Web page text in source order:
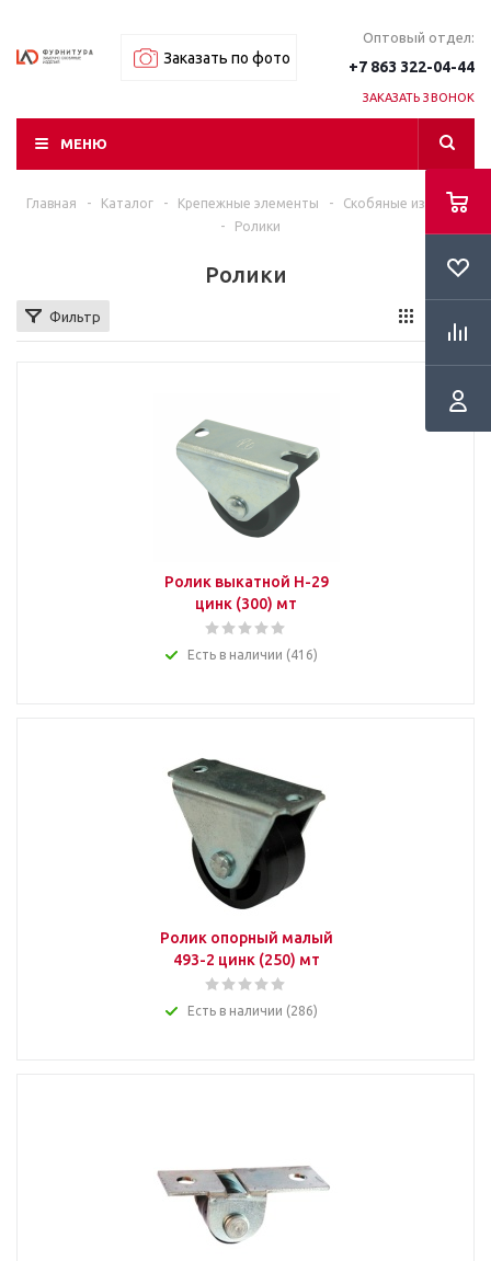
Заказать по фото
Оптовый отдел:
+7 863 322-04-44
ЗАКАЗАТЬ ЗВОНОК
МЕНЮ
Главная - Каталог - Крепежные элементы -
Скобяные изделия
-
Ролики
Ролики
Фильтр
Ролик выкатной Н-29
цинк (300) мт
Есть в наличии (416)
Ролик опорный малый
493-2 цинк (250) мт
Есть в наличии (286)